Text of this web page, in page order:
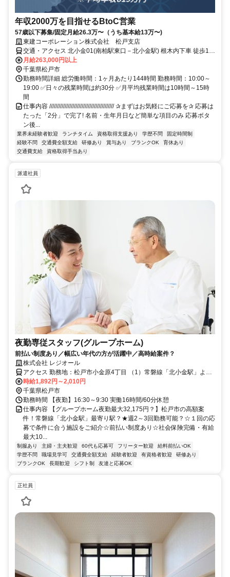
年収2000万を目指せるBtoC営業
57歳以下募集/固定月給26.3万〜（うち基本給13万〜)
東建コーポレーション株式会社 松戸支店
交通・アクセス 北小金01(南柏駅東口－北小金駅) 根木内下車 徒歩1
分、北小金01(南柏駅東口－北小金駅) 小金きよしケ丘下車 徒歩4分
月給263,000円以上
千葉県松戸市
勤務時間詳細 総労働時間：1ヶ月あたり144時間 勤務時間：10:00～
19:00 ✅日々の残業時間は約30分 ✅月平均残業時間は10時間～15時
間
仕事内容 ////////////////////////////////////////// ✰まずはお気軽にご応募を✰ 応募は
たった「2分」で完了! 名前・生年月日など簡単な項目のみ 応募ボタ
ン後...
業界未経験者歓迎 ランチタイム 資格取得支援あり 学歴不問
固定時間制
経験不問
交通費全額支給 研修あり 賞与あり ブランクOK
育休あり
交通費支給
資格取得手当あり
派遣社員
夜勤専従スタッフ(グループホーム)
前払い制度あり／幅広い年代の方が活躍中／高時給案件？
株式会社 レジオール
アクセス 勤務地：松戸市小金原4丁目 （1）常磐線「北小金駅」より
徒歩20分
時給1,892円～2,010円
千葉県松戸市
勤務時間 【夜勤】16:30～9:30 実働16時間/60分休憩
仕事内容 【グループホーム夜勤最大32,175円？】松戸市の高額案
件！常磐線「北小金駅」最寄り駅？★週2～3回勤務可能？☆１回の応
募で条件に合う施設をご紹介☆前払い制度あり☆社会保険完備・有給
最大10...
制服あり 主婦・主夫歓迎 60代も応募可 フリーター歓迎
給料前払いOK
学歴不問
職場見学可 交通費全額支給 経験者歓迎 有資格者歓迎
研修あり
ブランクOK
長期歓迎 シフト制 友達と応募OK
正社員